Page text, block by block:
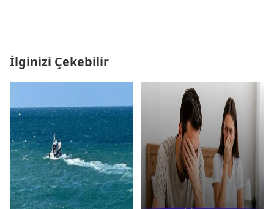
İlginizi Çekebilir